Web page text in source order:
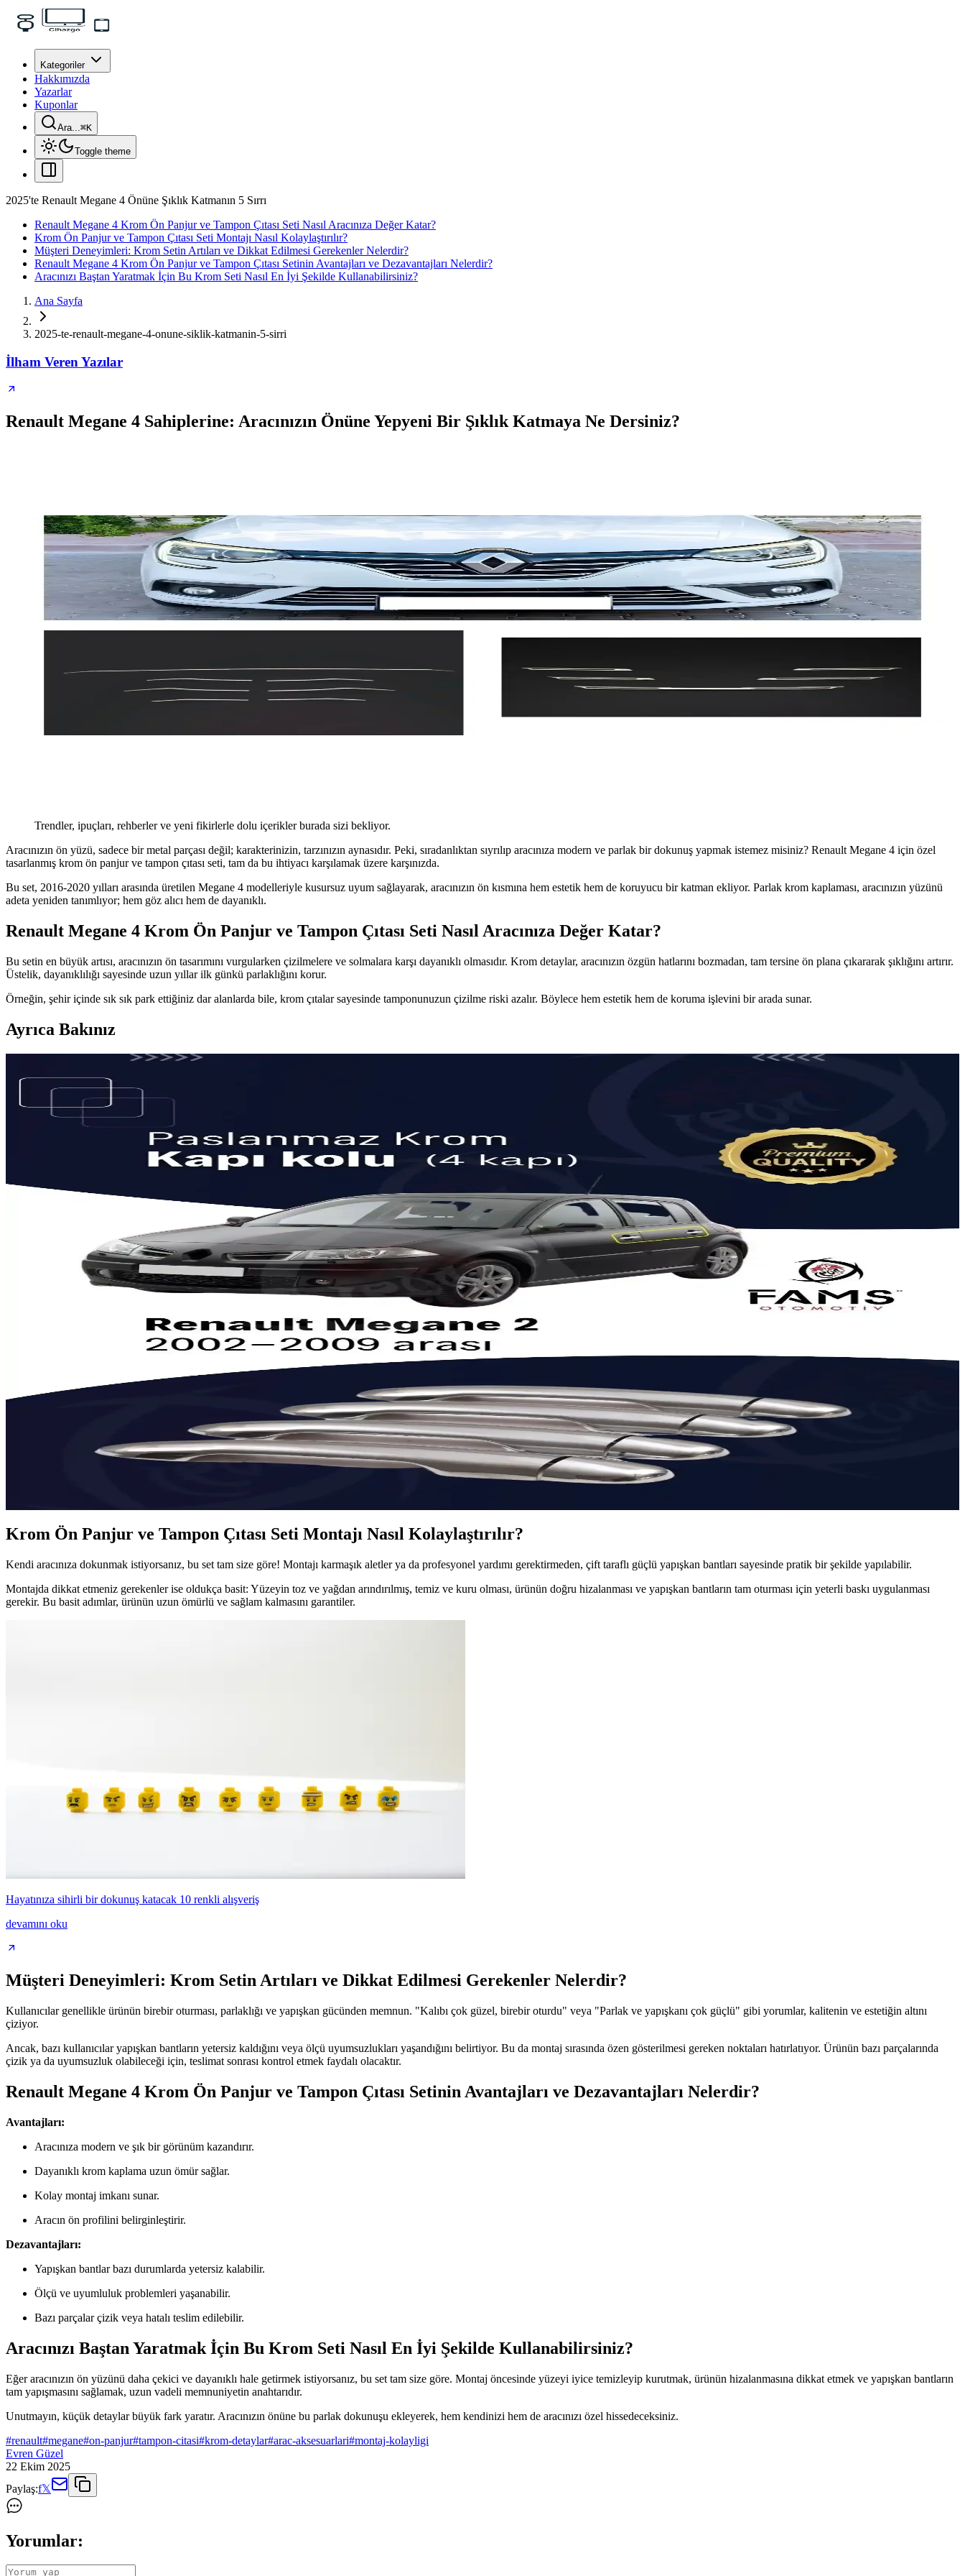
Kategoriler
Hakkımızda
Yazarlar
Kuponlar
Ara...⌘K
Toggle theme
2025'te Renault Megane 4 Önüne Şıklık Katmanın 5 Sırrı
Renault Megane 4 Krom Ön Panjur ve Tampon Çıtası Seti Nasıl Aracınıza Değer Katar?
Krom Ön Panjur ve Tampon Çıtası Seti Montajı Nasıl Kolaylaştırılır?
Müşteri Deneyimleri: Krom Setin Artıları ve Dikkat Edilmesi Gerekenler Nelerdir?
Renault Megane 4 Krom Ön Panjur ve Tampon Çıtası Setinin Avantajları ve Dezavantajları Nelerdir?
Aracınızı Baştan Yaratmak İçin Bu Krom Seti Nasıl En İyi Şekilde Kullanabilirsiniz?
Ana Sayfa
2025-te-renault-megane-4-onune-siklik-katmanin-5-sirri
İlham Veren Yazılar
Renault Megane 4 Sahiplerine: Aracınızın Önüne Yepyeni Bir Şıklık Katmaya Ne Dersiniz?
Trendler, ipuçları, rehberler ve yeni fikirlerle dolu içerikler burada sizi bekliyor.
Aracınızın ön yüzü, sadece bir metal parçası değil; karakterinizin, tarzınızın aynasıdır. Peki, sıradanlıktan sıyrılıp aracınıza modern ve parlak bir dokunuş yapmak istemez misiniz? Renault Megane 4 için özel
tasarlanmış krom ön panjur ve tampon çıtası seti, tam da bu ihtiyacı karşılamak üzere karşınızda.
Bu set, 2016-2020 yılları arasında üretilen Megane 4 modelleriyle kusursuz uyum sağlayarak, aracınızın ön kısmına hem estetik hem de koruyucu bir katman ekliyor. Parlak krom kaplaması, aracınızın yüzünü
adeta yeniden tanımlıyor; hem göz alıcı hem de dayanıklı.
Renault Megane 4 Krom Ön Panjur ve Tampon Çıtası Seti Nasıl Aracınıza Değer Katar?
Bu setin en büyük artısı, aracınızın ön tasarımını vurgularken çizilmelere ve solmalara karşı dayanıklı olmasıdır. Krom detaylar, aracınızın özgün hatlarını bozmadan, tam tersine ön plana çıkararak şıklığını artırır.
Üstelik, dayanıklılığı sayesinde uzun yıllar ilk günkü parlaklığını korur.
Örneğin, şehir içinde sık sık park ettiğiniz dar alanlarda bile, krom çıtalar sayesinde tamponunuzun çizilme riski azalır. Böylece hem estetik hem de koruma işlevini bir arada sunar.
Ayrıca Bakınız
Renault Clio 2 Yan Havalandırma Izgarası Karşılaştırması ve Seçim Rehberi
Renault Clio 2 araçlar için iki farklı yan havalandırma ızgarasının detaylı karşılaştırması ve kullanıcı yorumlarıyla en uygun seçeneğin belirlenmesi hakkında bilgi.
EFE DERİ Renault Araçlar İçin Deri Dikişli Ruhsat Kılıfı: Şıklık ve Dayanıklılık
EFE DERİ'nin Renault araçlar için özel tasarladığı deri dikişli ruhsat kılıfı, şıklığı ve dayanıklılığı bir arada sunar. Kolay temizlenebilir, uzun ömürlü ve fonksiyonel tasarımıyla ruhsatınızı güvenle korur.
Bosch Aerotwin Renault Clio 4 İçin Yüksek Performanslı Ön Silecek Takımı
Bosch Aerotwin Renault Clio 4 ön silecek takımı, dayanıklı tasarımı ve etkili silme performansı ile güvenli ve konforlu sürüş sağlar. Kolay montaj ve sessiz çalışma özellikleriyle öne çıkar.
FRTOTO Renault Oto Emniyet Kemer Pedi: Güvenlik ve Konforu Bir Arada Sunan Tasarım
FRTOTO Renault oto emniyet kemer pedi, ECE standartlarına uygun yüksek kaliteli malzemesiyle sürüş konforunu artırır. Ergonomik tasarımı omuz baskısını azaltırken aracınıza şıklık katar.
2025'te Renault Clio 4 Sport Tourer İçin Krom Cam Çıtasıyla Fark Yaratın
Renault Clio 4 Sport Tourer için özel krom cam çıtası seti ile aracınızı yenileyin. Dayanıklı ve şık tasarımı hemen keşfedin! Hemen inceleyin.
2025'te Renault Megane 4 Önüne Şıklık Katmanın 5 Sırrı
Renault Megane 4 için özel krom setiyle aracınızı şık ve korunaklı yapın. Montaj rehberini hemen keşfedin! İnceleyin! 2025'in favorisi.
2025'te Renault Clio 5 İçin S Dizayn Krom Egzoz Ucu ile Şıklığı Yakalayın
Renault Clio 5 için özel krom egzoz ucu, dayanıklı ve estetik çözüm sunar. Montaj kolaylığıyla aracınızı hemen yenileyin! Detayları öğrenin.
2025'te Renault Megane 2 İçin Şaşırtıcı Krom Kapı Kolu Devrimi
Krom Ön Panjur ve Tampon Çıtası Seti Montajı Nasıl Kolaylaştırılır?
Kendi aracınıza dokunmak istiyorsanız, bu set tam size göre! Montajı karmaşık aletler ya da profesyonel yardımı gerektirmeden, çift taraflı güçlü yapışkan bantları sayesinde pratik bir şekilde yapılabilir.
Montajda dikkat etmeniz gerekenler ise oldukça basit: Yüzeyin toz ve yağdan arındırılmış, temiz ve kuru olması, ürünün doğru hizalanması ve yapışkan bantların tam oturması için yeterli baskı uygulanması
gerekir. Bu basit adımlar, ürünün uzun ömürlü ve sağlam kalmasını garantiler.
Hayatınıza sihirli bir dokunuş katacak 10 renkli alışveriş
devamını oku
Müşteri Deneyimleri: Krom Setin Artıları ve Dikkat Edilmesi Gerekenler Nelerdir?
Kullanıcılar genellikle ürünün birebir oturması, parlaklığı ve yapışkan gücünden memnun. "Kalıbı çok güzel, birebir oturdu" veya "Parlak ve yapışkanı çok güçlü" gibi yorumlar, kalitenin ve estetiğin altını
çiziyor.
Ancak, bazı kullanıcılar yapışkan bantların yetersiz kaldığını veya ölçü uyumsuzlukları yaşandığını belirtiyor. Bu da montaj sırasında özen gösterilmesi gereken noktaları hatırlatıyor. Ürünün bazı parçalarında
çizik ya da uyumsuzluk olabileceği için, teslimat sonrası kontrol etmek faydalı olacaktır.
Renault Megane 4 Krom Ön Panjur ve Tampon Çıtası Setinin Avantajları ve Dezavantajları Nelerdir?
Avantajları:
Aracınıza modern ve şık bir görünüm kazandırır.
Dayanıklı krom kaplama uzun ömür sağlar.
Kolay montaj imkanı sunar.
Aracın ön profilini belirginleştirir.
Dezavantajları:
Yapışkan bantlar bazı durumlarda yetersiz kalabilir.
Ölçü ve uyumluluk problemleri yaşanabilir.
Bazı parçalar çizik veya hatalı teslim edilebilir.
Aracınızı Baştan Yaratmak İçin Bu Krom Seti Nasıl En İyi Şekilde Kullanabilirsiniz?
Eğer aracınızın ön yüzünü daha çekici ve dayanıklı hale getirmek istiyorsanız, bu set tam size göre. Montaj öncesinde yüzeyi iyice temizleyip kurutmak, ürünün hizalanmasına dikkat etmek ve yapışkan bantların
tam yapışmasını sağlamak, uzun vadeli memnuniyetin anahtarıdır.
Unutmayın, küçük detaylar büyük fark yaratır. Aracınızın önüne bu parlak dokunuşu ekleyerek, hem kendinizi hem de aracınızı özel hissedeceksiniz.
#renault#megane#on-panjur#tampon-citasi#krom-detaylar#arac-aksesuarlari#montaj-kolayligi
Evren Güzel
22 Ekim 2025
Paylaş:f𝕏
Yorumlar: